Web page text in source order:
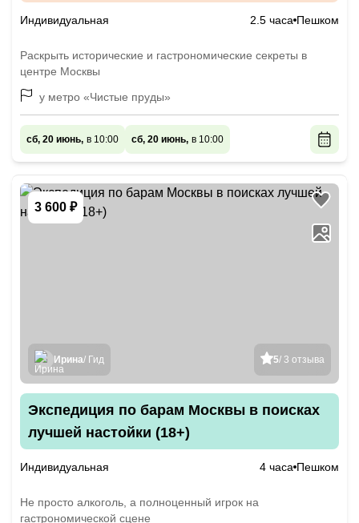
Индивидуальная 2.5 часа Пешком
Раскрыть исторические и гастрономические секреты в
центре Москвы
у метро «Чистые пруды»
сб, 20 июнь, в 10:00 сб, 20 июнь, в 10:00
3 600 ₽
5/ 3 отзыва
Ирина/ Гид
Экспедиция по барам Москвы в поисках
лучшей настойки (18+)
Индивидуальная 4 часа Пешком
Не просто алкоголь, а полноценный игрок на
гастрономической сцене